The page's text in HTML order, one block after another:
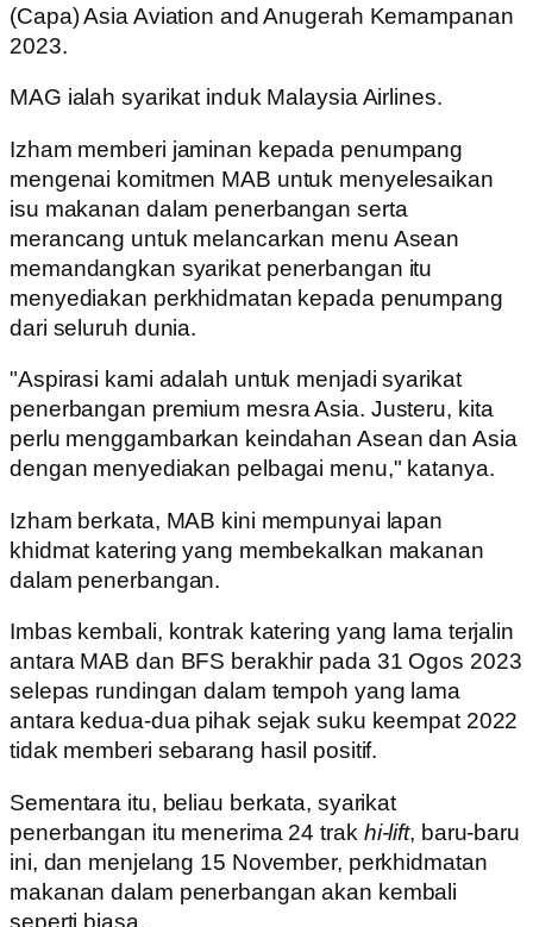
(Capa) Asia Aviation and Anugerah Kemampanan
2023.
MAG ialah syarikat induk Malaysia Airlines.
Izham memberi jaminan kepada penumpang
mengenai komitmen MAB untuk menyelesaikan
isu makanan dalam penerbangan serta
merancang untuk melancarkan menu Asean
memandangkan syarikat penerbangan itu
menyediakan perkhidmatan kepada penumpang
dari seluruh dunia.
"Aspirasi kami adalah untuk menjadi syarikat
penerbangan premium mesra Asia. Justeru, kita
perlu menggambarkan keindahan Asean dan Asia
dengan menyediakan pelbagai menu," katanya.
Izham berkata, MAB kini mempunyai lapan
khidmat katering yang membekalkan makanan
dalam penerbangan.
Imbas kembali, kontrak katering yang lama terjalin
antara MAB dan BFS berakhir pada 31 Ogos 2023
selepas rundingan dalam tempoh yang lama
antara kedua-dua pihak sejak suku keempat 2022
tidak memberi sebarang hasil positif.
Sementara itu, beliau berkata, syarikat
penerbangan itu menerima 24 trak hi-lift, baru-baru
ini, dan menjelang 15 November, perkhidmatan
makanan dalam penerbangan akan kembali
seperti biasa.